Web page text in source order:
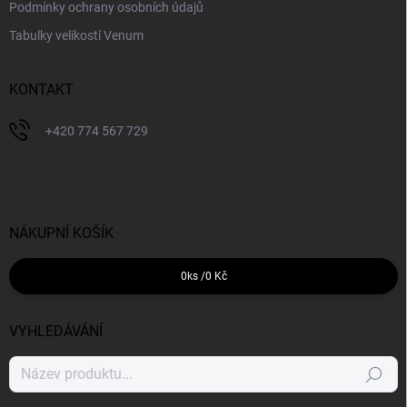
Podmínky ochrany osobních údajů
Tabulky velikostí Venum
KONTAKT
+420 774 567 729
NÁKUPNÍ KOŠÍK
0 ks /0 Kč
VYHLEDÁVÁNÍ
Hledat